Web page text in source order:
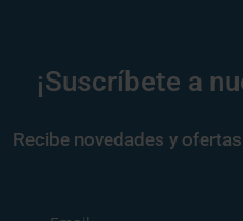
¡Suscríbete a
Recibe novedades y